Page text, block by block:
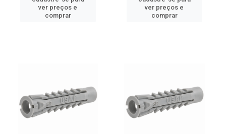
ver preços e
comprar
ver preços e
comprar